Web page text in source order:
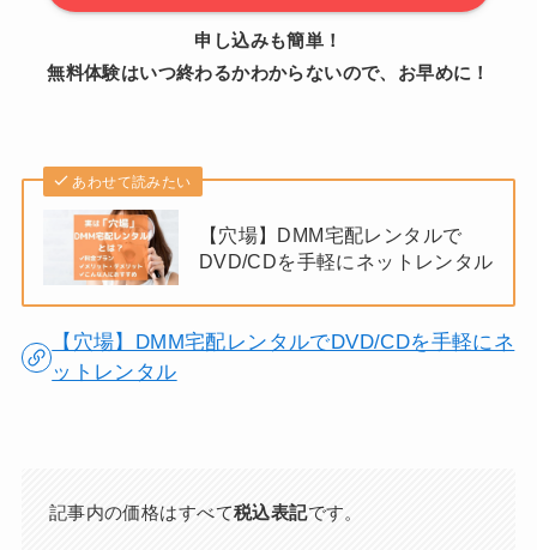
申し込みも簡単！
無料体験はいつ終わるかわからないので、お早めに！
あわせて読みたい
【穴場】DMM宅配レンタルで
DVD/CDを手軽にネットレンタル
【穴場】DMM宅配レンタルでDVD/CDを手軽にネ
ットレンタル
記事内の価格はすべて税込表記です。